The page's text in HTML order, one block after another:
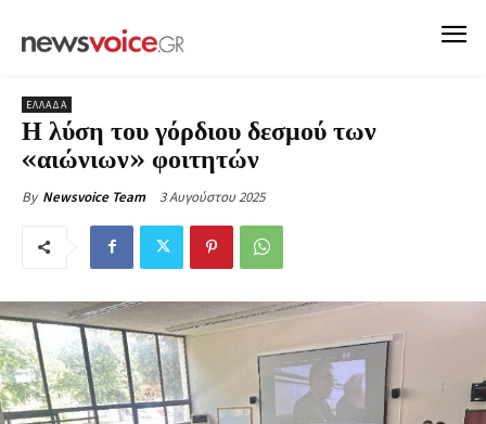
ΕΛΛΑΔΑ
Η λύση του γόρδιου δεσμού των
«αιώνιων» φοιτητών
By Newsvoice Team 3 Αυγούστου 2025